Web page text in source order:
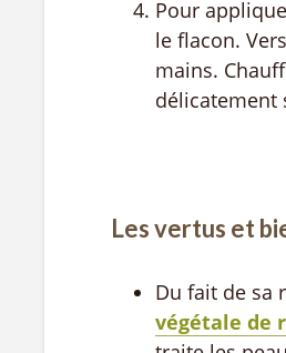
Pour
le flacon.
mains.
délicatement
Les vertus et
Du fait de sa
végétale de